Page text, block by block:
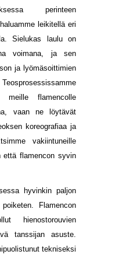
perinteen
leikitellä eri
Sielukas laulu on
voimana, ja sen
ja lyömäsoittimien
meille flamencolle
vaan ne löytävät
koreografiaa ja
vakiintuneille
että flamencon syvin
hyvinkin paljon
Flamencon
hienostorouvien
tanssijan asuste.
tekniseksi